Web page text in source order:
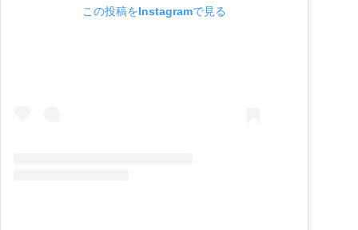
この投稿をInstagramで見る